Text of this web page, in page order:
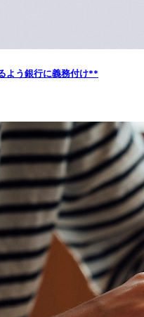
う銀行に義務付け**